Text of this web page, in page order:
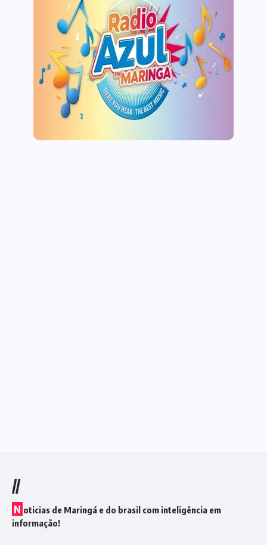
//
N oticias de Maringá e do brasil com inteligência em
informação!